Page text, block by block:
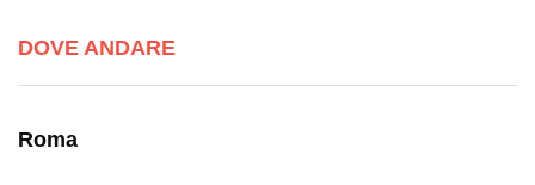
DOVE ANDARE
Roma